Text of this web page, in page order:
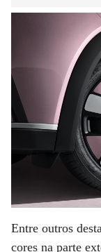
Entre outros
cores na parte